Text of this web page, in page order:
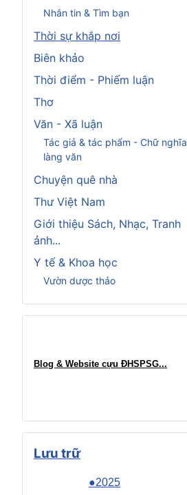
Nhắn tin & Tìm bạn
Thời sự khắp nơi
Biên khảo
Thời điểm - Phiếm luận
Thơ
Văn - Xã luận
Tác giả & tác phẩm - Chữ nghĩa
làng văn
Chuyện quê nhà
Thư Việt Nam
Giới thiệu Sách, Nhạc, Tranh
ảnh...
Y tế & Khoa học
Vườn dược thảo
Blog & Website cựu ĐHSPSG...
Lưu trữ
●2025